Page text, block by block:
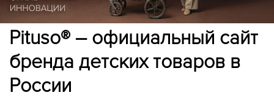
Pituso® – официальный сайт
бренда детских товаров в
России